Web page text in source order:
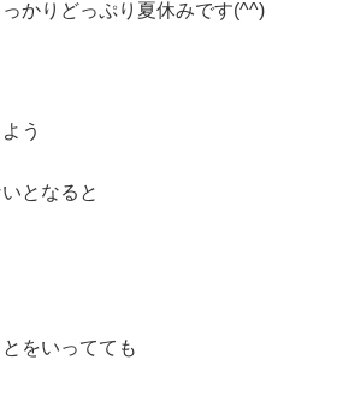
かりどっぷり夏休みです(^^)
う
となると
をいってても